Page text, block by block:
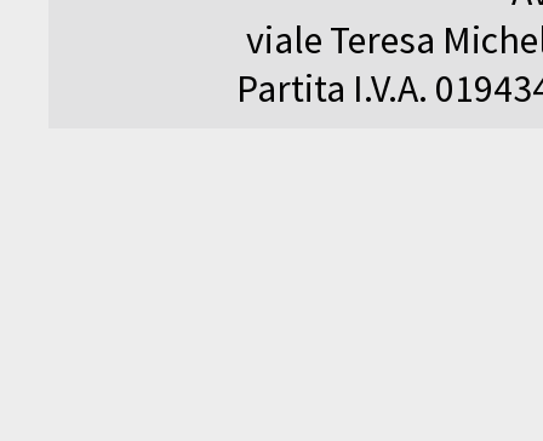
viale Teresa
Partita I.V.A.